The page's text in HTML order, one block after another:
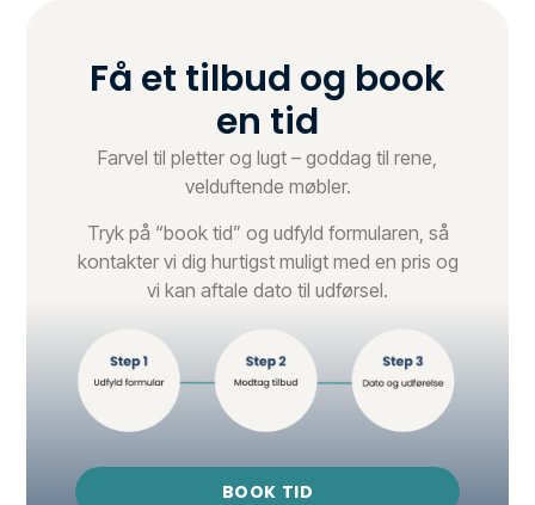
Få et tilbud og book
en tid
Farvel til pletter og lugt – goddag til rene,
velduftende møbler.
Tryk på “book tid” og udfyld formularen, så
kontakter vi dig hurtigst muligt med en pris og
vi kan aftale dato til udførsel.
BOOK TID